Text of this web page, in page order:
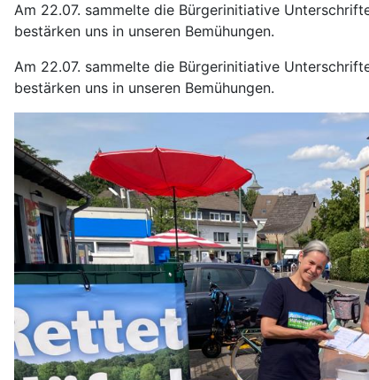
Am 22.07. sammelte die Bürgerinitiative
bestärken uns in unseren Bemühungen.
Am 22.07. sammelte die Bürgerinitiative
bestärken uns in unseren Bemühungen.